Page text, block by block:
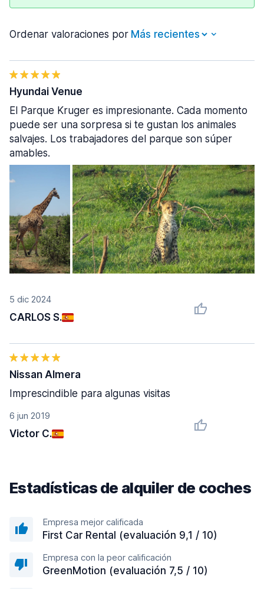
Ordenar valoraciones por
5 dic 2024
CARLOS S.
Hyundai Venue
El Parque Kruger es impresionante. Cada momento
puede ser una sorpresa si te gustan los animales
salvajes. Los trabajadores del parque son súper
amables.
6 jun 2019
Victor C.
Nissan Almera
Imprescindible para algunas visitas
Estadísticas de alquiler de coches
Empresa mejor calificada
First Car Rental (evaluación 9,1 / 10)
Empresa con la peor calificación
GreenMotion (evaluación 7,5 / 10)